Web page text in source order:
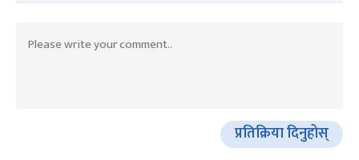
प्रतिक्रिया दिनुहोस्